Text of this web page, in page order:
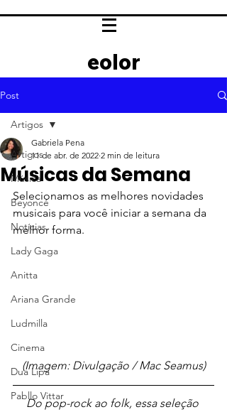
eolor
Post
Artigos
Música
Beyoncé
Notícias
Lady Gaga
Anitta
Ariana Grande
Ludmilla
Cinema
Dua Lipa
Pabllo Vittar
Artigos
Músicas da Semana
Gabriela Pena
11 de abr. de 2022 2 min de leitura
Selecionamos as melhores novidades
musicais para você iniciar a semana da
melhor forma.
(Imagem: Divulgação / Mac Seamus)
Do pop-rock ao folk, essa seleção